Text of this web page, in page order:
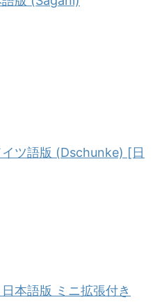
ツ語版 (Dschunke) [日
本語版 ミニ拡張付き